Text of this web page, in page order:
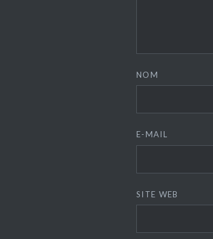
NOM
E-MAIL
SITE WEB